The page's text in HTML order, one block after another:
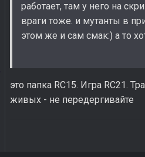
работает, там у него на
враги тоже. и мутанты в
этом же и сам смак:) а то
это папка RC15. Игра RC21.
живых - не передергивайте